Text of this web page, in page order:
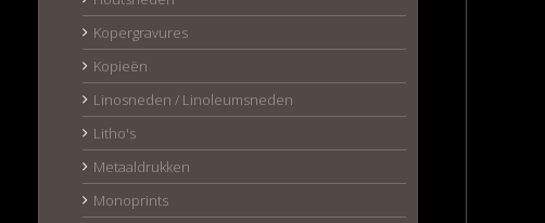
Kopergravures
Kopieën
Linosneden / Linoleumsneden
Litho's
Metaaldrukken
Monoprints